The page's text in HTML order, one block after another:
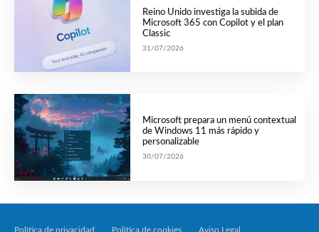
Reino Unido investiga la subida de
Microsoft 365 con Copilot y el plan
Classic
31/07/2026
Microsoft prepara un menú contextual
de Windows 11 más rápido y
personalizable
30/07/2026
Política de privacidad Política de cookies Aviso Legal